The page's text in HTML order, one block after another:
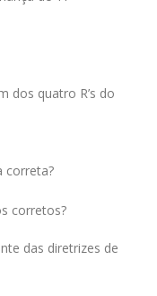
dos quatro R’s do
correta?
corretos?
das diretrizes de